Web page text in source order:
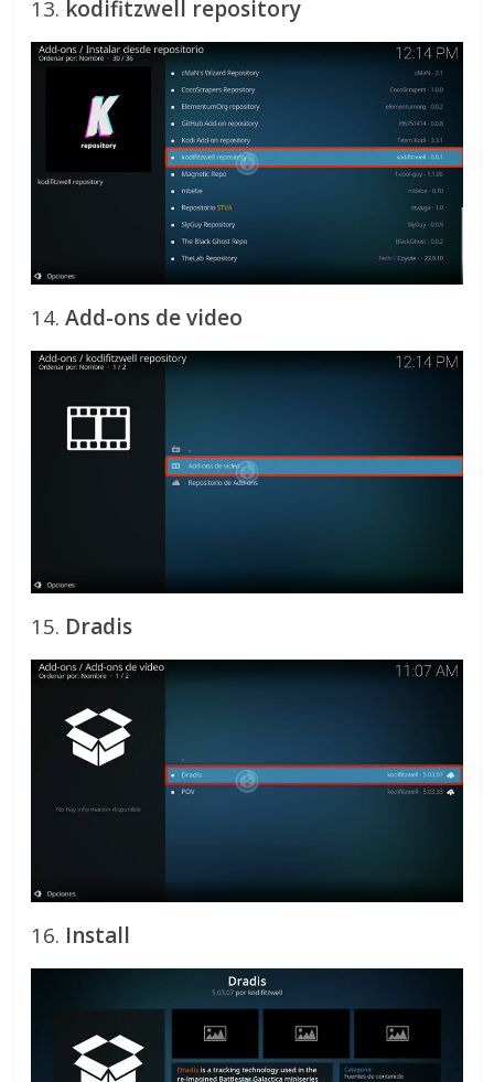
13. kodifitzwell repository
14.Add-ons de video
15. Dradis
16. Install